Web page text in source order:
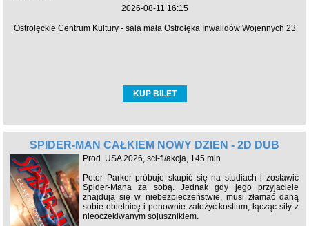
2026-08-11 16:15
Ostrołęckie Centrum Kultury - sala mała Ostrołęka Inwalidów Wojennych 23
KUP BILET
SPIDER-MAN CAŁKIEM NOWY DZIEŃ - 2D DUB
Prod. USA 2026, sci-fi/akcja, 145 min
Peter Parker próbuje skupić się na studiach i zostawić
Spider-Mana za sobą. Jednak gdy jego przyjaciele
znajdują się w niebezpieczeństwie, musi złamać daną
sobie obietnicę i ponownie założyć kostium, łącząc siły z
nieoczekiwanym sojusznikiem.